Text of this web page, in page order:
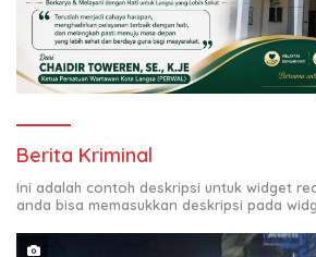
Berita Kriminal
Ini adalah contoh deskripsi untuk widget
anda bisa memasukkan deskripsi pada